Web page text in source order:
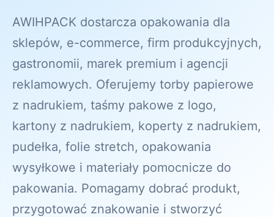
AWIHPACK dostarcza opakowania dla
sklepów, e-commerce, firm produkcyjnych,
gastronomii, marek premium i agencji
reklamowych. Oferujemy torby papierowe
z nadrukiem, taśmy pakowe z logo,
kartony z nadrukiem, koperty z nadrukiem,
pudełka, folie stretch, opakowania
wysyłkowe i materiały pomocnicze do
pakowania. Pomagamy dobrać produkt,
przygotować znakowanie i stworzyć